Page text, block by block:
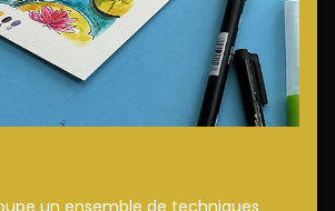
un ensemble de techniques